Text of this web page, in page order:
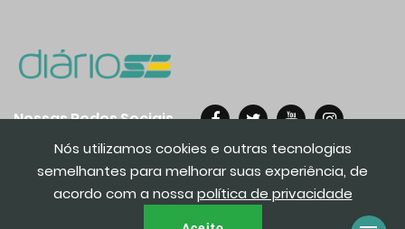
Nós utilizamos cookies e outras tecnologias
semelhantes para melhorar suas experiência, de
acordo com a nossa política de privacidade
Nossas Redes Sociais